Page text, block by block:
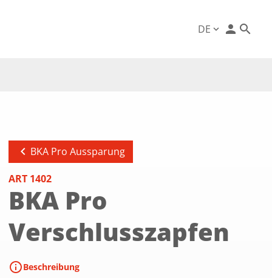
DE expand_more person
chevron_left BKA Pro Aussparung
ART 1402
BKA Pro
Verschlusszapfen
infoBeschreibung